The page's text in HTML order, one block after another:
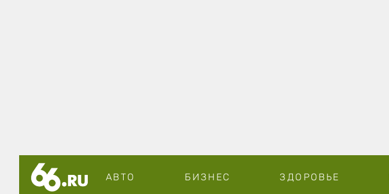
АВТО БИЗНЕС ЗДОРОВЬЕ